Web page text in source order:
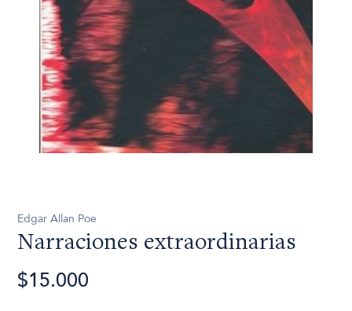
Edgar Allan Poe
Narraciones extraordinarias
$15.000